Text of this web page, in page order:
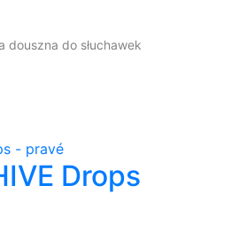
douszna do słuchawek
Drops